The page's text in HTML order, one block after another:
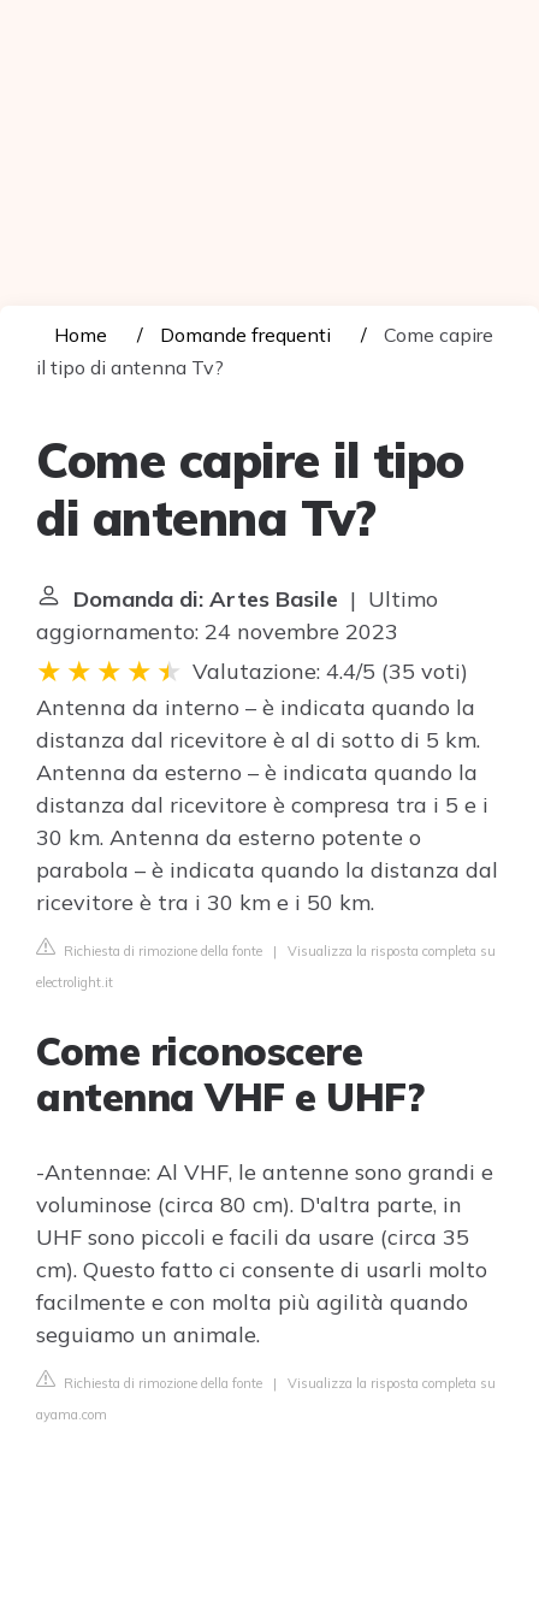
Home Domande frequenti
Come capire
il tipo di antenna Tv?
Come capire il tipo
di antenna Tv?
Domanda di: Artes Basile | Ultimo
aggiornamento: 24 novembre 2023
Valutazione: 4.4/5 (35 voti)
Antenna da interno – è indicata quando la
distanza dal ricevitore è al di sotto di 5 km.
Antenna da esterno – è indicata quando la
distanza dal ricevitore è compresa tra i 5 e i
30 km. Antenna da esterno potente o
parabola – è indicata quando la distanza dal
ricevitore è tra i 30 km e i 50 km.
Richiesta di rimozione della fonte | Visualizza la risposta completa su
electrolight.it
Come riconoscere
antenna VHF e UHF?
-Antennae: Al VHF, le antenne sono grandi e
voluminose (circa 80 cm). D'altra parte, in
UHF sono piccoli e facili da usare (circa 35
cm). Questo fatto ci consente di usarli molto
facilmente e con molta più agilità quando
seguiamo un animale.
Richiesta di rimozione della fonte | Visualizza la risposta completa su
ayama.com